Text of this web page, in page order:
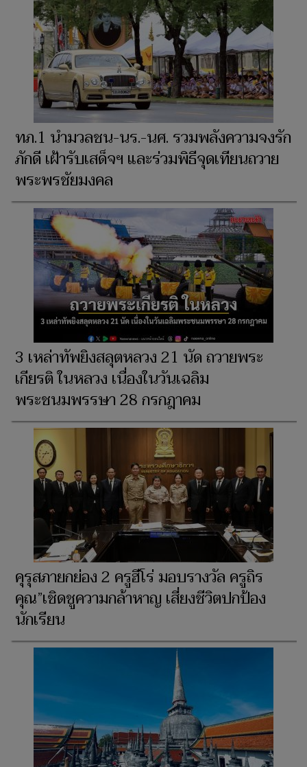
ทภ.1 นำมวลชน-นร.-นศ. รวมพลังความจงรัก
ภักดี เฝ้ารับเสด็จฯ และร่วมพิธีจุดเทียนถวาย
พระพรชัยมงคล
3 เหล่าทัพยิงสลุตหลวง 21 นัด ถวายพระ
เกียรติ ในหลวง เนื่องในวันเฉลิม
พระชนมพรรษา 28 กรกฎาคม
คุรุสภายกย่อง 2 ครูฮีโร่ มอบรางวัล ครูถิร
คุณ”เชิดชูความกล้าหาญ เสี่ยงชีวิตปกป้อง
นักเรียน